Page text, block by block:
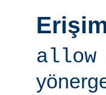
allow